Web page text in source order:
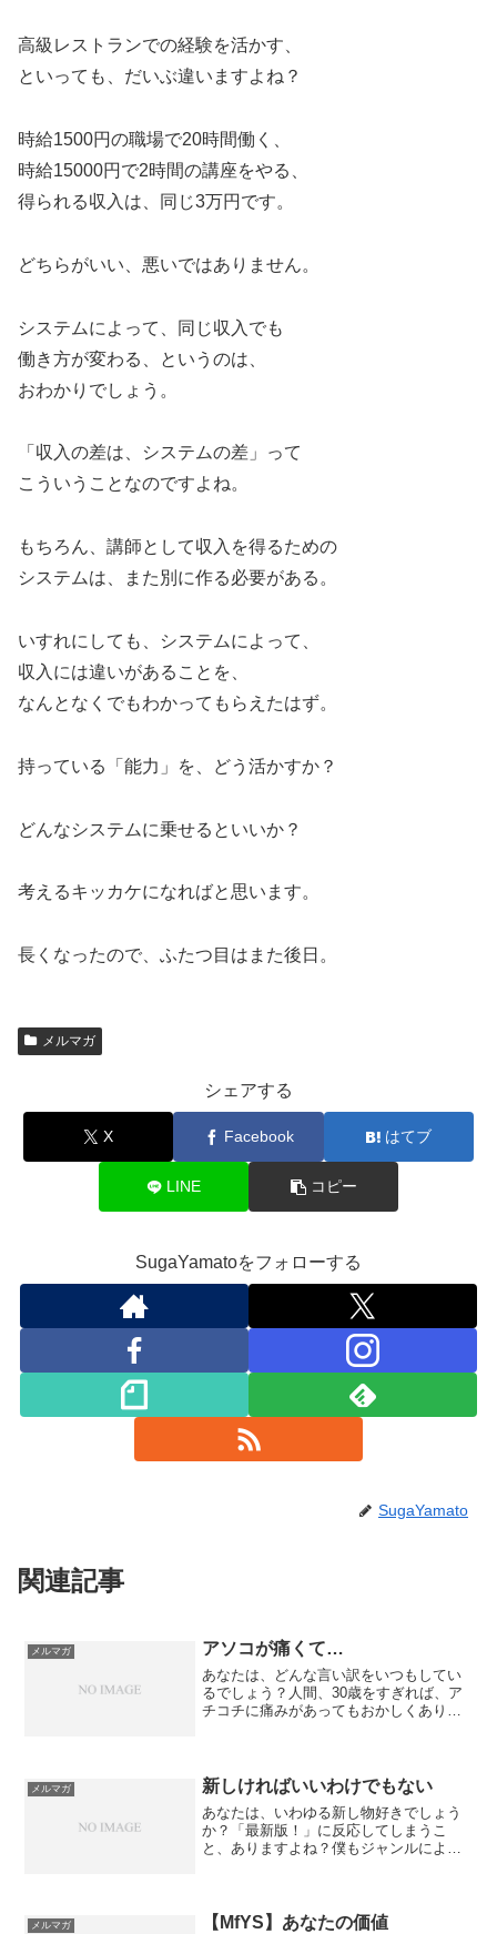
高級レストランでの経験を活かす、
といっても、だいぶ違いますよね？
時給1500円の職場で20時間働く、
時給15000円で2時間の講座をやる、
得られる収入は、同じ3万円です。
どちらがいい、悪いではありません。
システムによって、同じ収入でも
働き方が変わる、というのは、
おわかりでしょう。
「収入の差は、システムの差」って
こういうことなのですよね。
もちろん、講師として収入を得るための
システムは、また別に作る必要がある。
いすれにしても、システムによって、
収入には違いがあることを、
なんとなくでもわかってもらえたはず。
持っている「能力」を、どう活かすか？
どんなシステムに乗せるといいか？
考えるキッカケになればと思います。
長くなったので、ふたつ目はまた後日。
メルマガ
シェアする
X Facebook はてブ
LINE コピー
SugaYamatoをフォローする
SugaYamato
関連記事
メルマガ アソコが痛くて…
あなたは、どんな言い訳をいつもしてい
るでしょう？人間、30歳をすぎれば、ア
チコチに痛みがあってもおかしくありま
ません。男たるもの、「ここ...
メルマガ 新しければいいわけでもない
あなたは、いわゆる新し物好きでしょう
か？「最新版！」に反応してしまうこ
と、ありますよね？僕もジャンルによっ
が、スペックがどう変わる...
メルマガ 【MfYS】あなたの価値